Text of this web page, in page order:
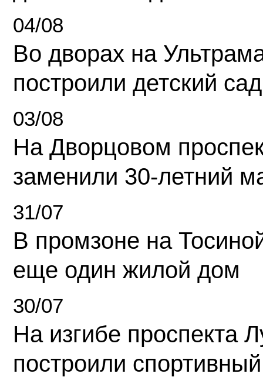
04/08
Во дворах на
построили детский сад
03/08
На Дворцовом
заменили 30-летний
31/07
В промзоне на
еще один жилой дом
30/07
На изгибе проспекта
построили